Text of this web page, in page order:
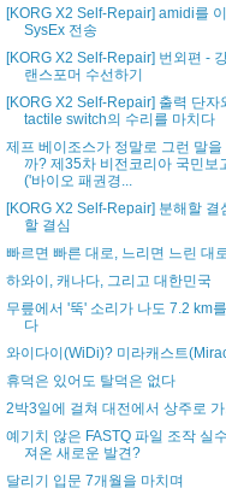
[KORG X2 Self-Repair] amidi를
SysEx 전송
[KORG X2 Self-Repair] 번외편 -
랜스포머 수선하기
[KORG X2 Self-Repair] 출력 단자
tactile switch의 수리를 마치다
제프 베이조스가 정말로 그런 말을
까? 제35차 비전코리아 국민보
('바이오 패권경...
[KORG X2 Self-Repair] 분해할 결
할 결심
빠르면 빠른 대로, 느리면 느린 대
하와이, 캐나다, 그리고 대한민국
무릎에서 '뚝' 소리가 나도 7.2 km
다
와이다이(WiDi)? 미라캐스트
휴덕은 있어도 탈덕은 없다
2박3일에 걸쳐 대전에서 상주로 가
예기치 않은 FASTQ 파일 조작 실
져온 새로운 발견?
달리기 입문 7개월을 마치며